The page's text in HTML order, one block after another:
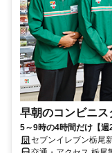
早朝のコンビニ
5～9時の4時間だけ【
セブンイレブン栃尾